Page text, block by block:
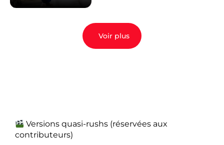
Voir plus
Versions quasi-rushs (réservées aux
contributeurs)